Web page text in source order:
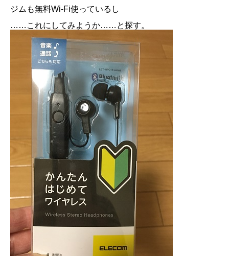
ジムも無料Wi-Fi使っているし
……これにしてみようか……と探す。